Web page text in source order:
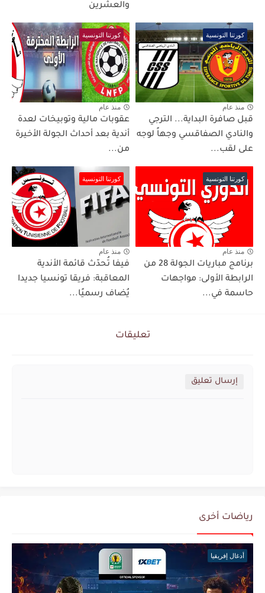
والعشرين
كورتنا التونسية
منذ عام
قبل صافرة البداية... الترجي
والنادي الصفاقسي وجهاً لوجه
على لقب...
كورتنا التونسية
منذ عام
عقوبات مالية وتوبيخات لعدة
أندية بعد أحداث الجولة الأخيرة
من...
كورتنا التونسية
منذ عام
برنامج مباريات الجولة 28 من
الرابطة الأولى: مواجهات
حاسمة في...
كورتنا التونسية
منذ عام
فيفا تُحدّث قائمة الأندية
المعاقبة: فريقا تونسيا جديدا
يُضاف رسميًا...
تعليقات
إرسال تعليق
رياضات أخرى
أدغال إفريقيا